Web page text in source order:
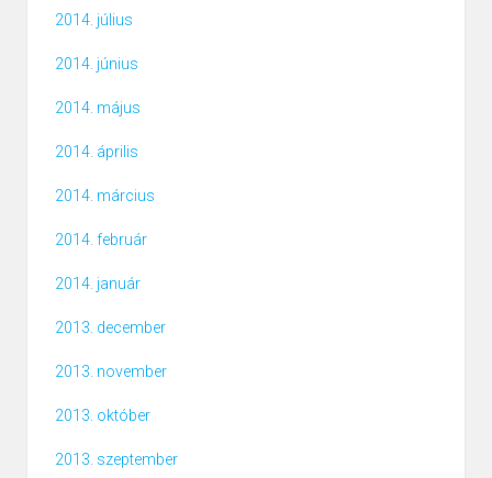
2014. július
2014. június
2014. május
2014. április
2014. március
2014. február
2014. január
2013. december
2013. november
2013. október
2013. szeptember